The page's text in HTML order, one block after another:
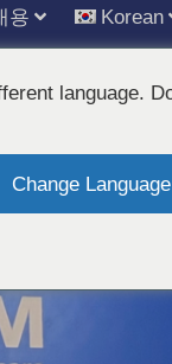
용 Korean
마무
language.
Change Language